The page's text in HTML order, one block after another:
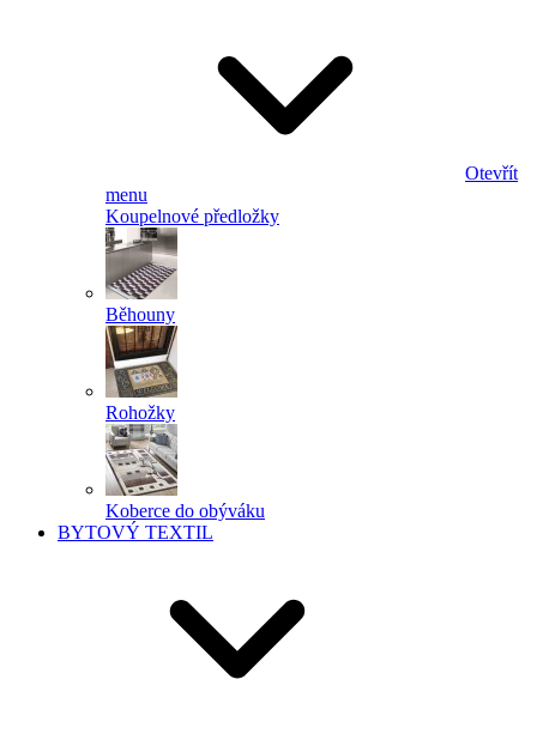
Otevřít
menu
Koupelnové předložky
Běhouny
Rohožky
Koberce do obýváku
BYTOVÝ TEXTIL